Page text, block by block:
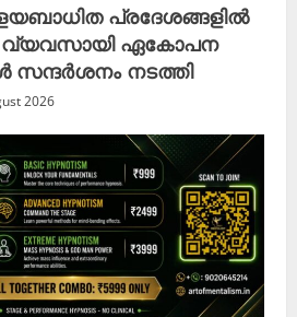
പ്രദേശങ്ങളിൽ
വ്യവസായി ഏകോപന
സന്ദർശനം നടത്തി
2026